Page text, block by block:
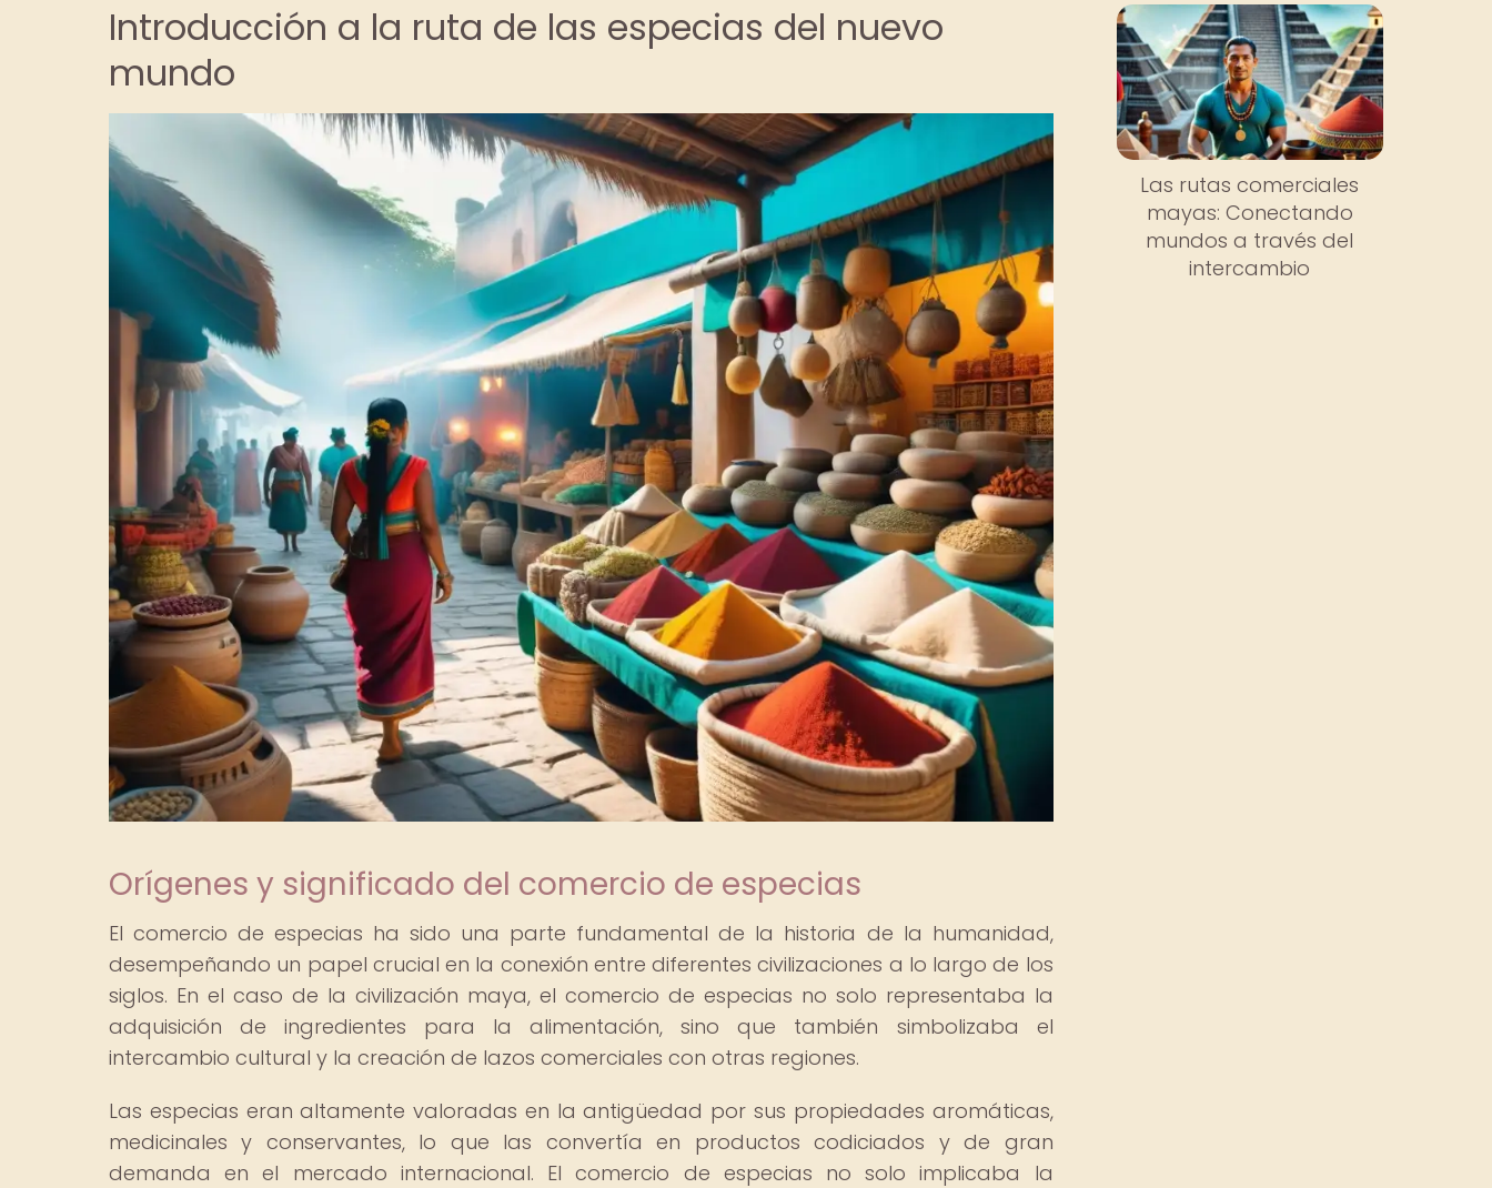
Introducción a la ruta de las especias del nuevo
mundo
Orígenes y significado del comercio de especias
El comercio de especias ha sido una parte fundamental de la historia de la humanidad,
desempeñando un papel crucial en la conexión entre diferentes civilizaciones a lo largo de los
siglos. En el caso de la civilización maya, el comercio de especias no solo representaba la
adquisición de ingredientes para la alimentación, sino que también simbolizaba el
intercambio cultural y la creación de lazos comerciales con otras regiones.
Las especias eran altamente valoradas en la antigüedad por sus propiedades aromáticas,
medicinales y conservantes, lo que las convertía en productos codiciados y de gran
demanda en el mercado internacional. El comercio de especias no solo implicaba la
Las rutas comerciales
mayas: Conectando
mundos a través del
intercambio